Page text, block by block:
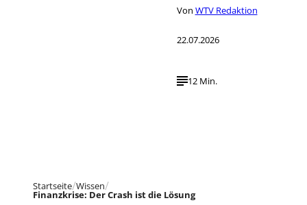
Von WTV Redaktion
22.07.2026
12 Min.
Startseite Wissen
Finanzkrise: Der Crash ist die Lösung